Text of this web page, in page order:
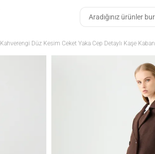
Kahverengi Düz Kesim Ceket Yaka Cep Detaylı Kaşe Kaban